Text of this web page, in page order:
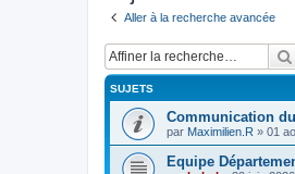
Aller à la recherche avancée
SUJETS
Communication
par Maximilien.R » 01
Equipe